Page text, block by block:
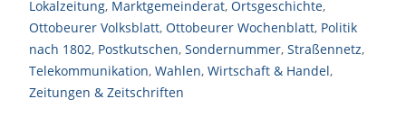
Lokalzeitung, Marktgemeinderat, Ortsgeschichte,
Ottobeurer Volksblatt, Ottobeurer Wochenblatt, Politik
nach 1802, Postkutschen, Sondernummer, Straßennetz,
Telekommunikation, Wahlen, Wirtschaft & Handel,
Zeitungen & Zeitschriften